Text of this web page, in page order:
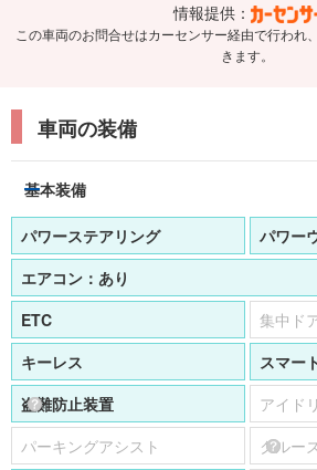
情報提供：
この車両のお問合せはカーセンサー経由で行われ
きます。
車両の装備
基本装備
パワーステアリング
パワー
エアコン： あり
ETC
集中ド
キーレス
スマー
盗難防止装置
アイド
パーキングアシスト
クルー